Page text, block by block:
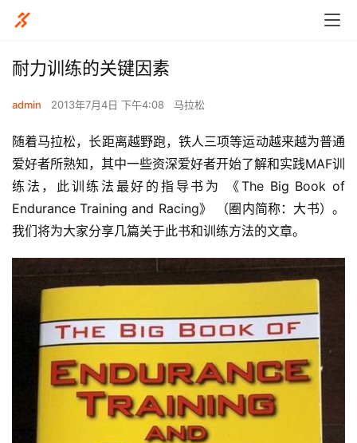
耐力训练的关键因素
admin 2013年7月4日 下午4:08 马拉松
随着马拉松，长距离越野跑，铁人三项等运动越来越为普通
爱好者所熟知，其中一些资深爱好者开始了解和实践MAF训
练法，此训练法最好的指导书为 《The Big Book of
Endurance Training and Racing》 （圈内简称：大书）。
我们将为大家分享几篇关于此书和训练方法的文章。